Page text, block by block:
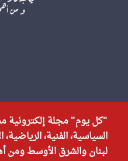
"كل يوم" مجلة إلكترونية
السياسية، الفنية،
لبنان والشرق الأوسط ومن